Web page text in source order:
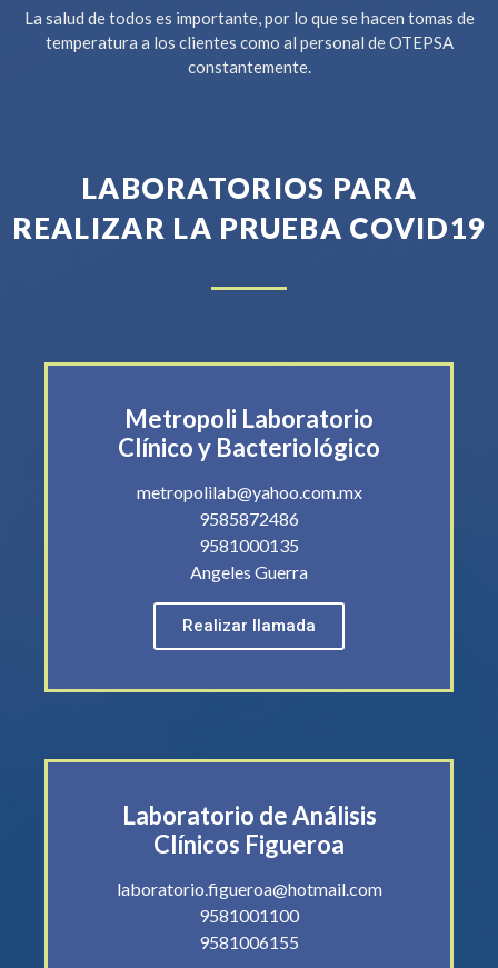
La salud de todos es importante, por lo que se hacen tomas de
temperatura a los clientes como al personal de OTEPSA
constantemente.
LABORATORIOS PARA
REALIZAR LA PRUEBA COVID19
Metropoli Laboratorio
Clínico y Bacteriológico
metropolilab@yahoo.com.mx
9585872486
9581000135
Angeles Guerra
Realizar llamada
Laboratorio de Análisis
Clínicos Figueroa
laboratorio.figueroa@hotmail.com
9581001100
9581006155